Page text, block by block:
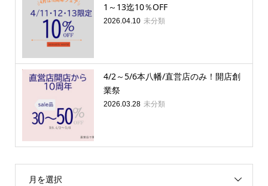
1～13迄10％OFF
2026.04.10 未分類
4/2～5/6本八幡/直営店のみ！開店創
業祭
2026.03.28 未分類
月を選択